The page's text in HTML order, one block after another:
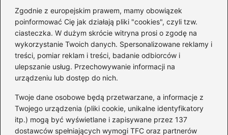
Zgodnie z europejskim prawem, mamy obowiązek
poinformować Cię jak działają pliki "cookies", czyli tzw.
ciasteczka. W dużym skrócie witryna prosi o zgodę na
wykorzystanie Twoich danych. Spersonalizowane reklamy i
treści, pomiar reklam i treści, badanie odbiorców i
ulepszanie usług. Przechowywanie informacji na
urządzeniu lub dostęp do nich.
Twoje dane osobowe będą przetwarzane, a informacje z
Twojego urządzenia (pliki cookie, unikalne identyfikatory
itp.) mogą być wyświetlane i zapisywane przez 137
dostawców spełniających wymogi TFC oraz partnerów
sylwetkę w zaledwie 90 dni
Idealny garnitur: jak dobrać
go do swojej sylwetki?
Kategorie
Dieta i kalorie(221)